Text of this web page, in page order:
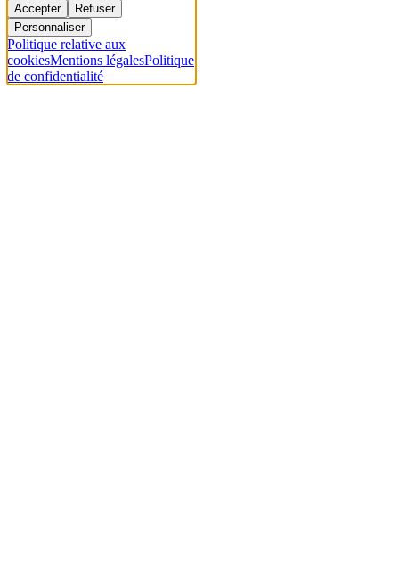
Accepter
Refuser
Personnaliser
Politique relative aux
cookiesMentions légalesPolitique
de confidentialité